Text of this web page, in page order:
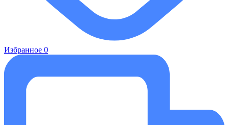
Избранное 0